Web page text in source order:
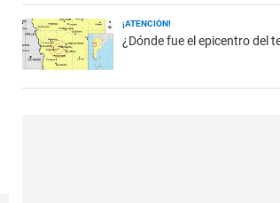
¡ATENCIÓN!
¿Dónde fue el epicentro del